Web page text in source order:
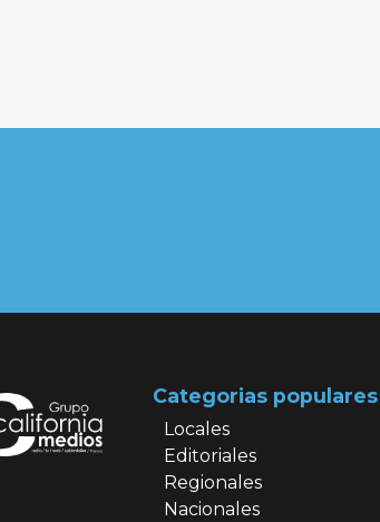
Categorias populares
Locales
Editoriales
Regionales
Nacionales